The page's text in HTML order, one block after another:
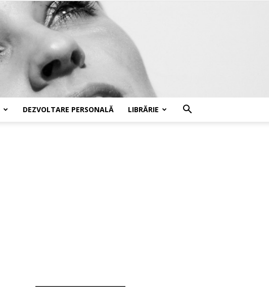
DEZVOLTARE PERSONALĂ LIBRĂRIE